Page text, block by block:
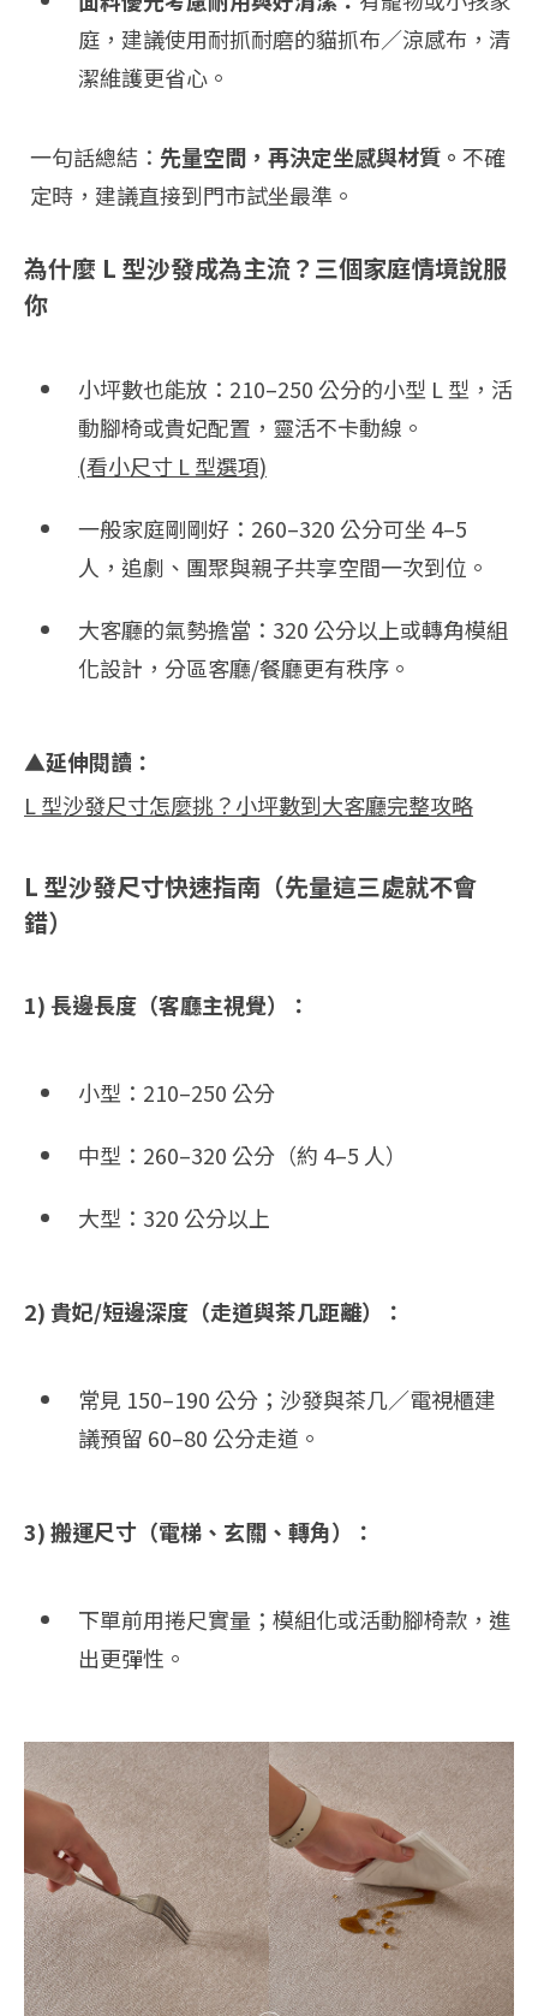
庭，建議使用耐抓耐磨的貓抓布／涼感布，清
潔維護更省心。
一句話總結： 先量空間，再決定坐感與材質。 不確
定時，建議直接到門市試坐最準。
為什麼 L 型沙發成為主流？三個家庭情境說服
你
小坪數也能放：210–250 公分的小型 L 型，活
動腳椅或貴妃配置，靈活不卡動線。
(看小尺寸 L 型選項)
一般家庭剛剛好：260–320 公分可坐 4–5
人，追劇、團聚與親子共享空間一次到位。
大客廳的氣勢擔當：320 公分以上或轉角模組
化設計，分區客廳/餐廳更有秩序。
▲延伸閱讀：
L 型沙發尺寸怎麼挑？小坪數到大客廳完整攻略
L 型沙發尺寸快速指南（先量這三處就不會
錯）
1) 長邊長度（客廳主視覺）：
小型：210–250 公分
中型：260–320 公分（約 4–5 人）
大型：320 公分以上
2) 貴妃/短邊深度（走道與茶几距離）：
常見 150–190 公分；沙發與茶几／電視櫃建
議預留 60–80 公分走道。
3) 搬運尺寸（電梯、玄關、轉角）：
下單前用捲尺實量；模組化或活動腳椅款，進
出更彈性。